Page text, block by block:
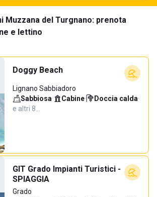
Muzzana del Turgnano: prenota
e lettino
Doggy Beach
Lignano Sabbiadoro
Sabbiosa· Cabine· Doccia calda·
e altri 8…
GIT Grado Impianti Turistici -
SPIAGGIA
Grado